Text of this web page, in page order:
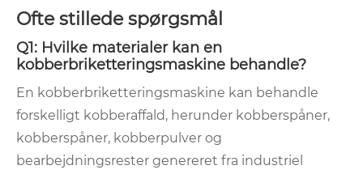
Ofte stillede spørgsmål
Q1: Hvilke materialer kan en
kobberbriketteringsmaskine behandle?
En kobberbriketteringsmaskine kan behandle
forskelligt kobberaffald, herunder kobberspåner,
kobberspåner, kobberpulver og
bearbejdningsrester genereret fra industriel